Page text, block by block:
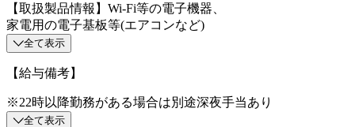
【取扱製品情報】Wi-Fi等の電子機器、
家電用の電子基板等(エアコンなど)
全て表示
【給与備考】
※22時以降勤務がある場合は別途深夜手当あり
全て表示